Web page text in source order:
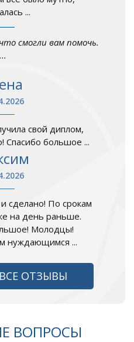
...
смогли вам помочь.
...
свой диплом,
Спасибо большое ...
и сделано! По срокам
на день раньше.
Молодцы!
нуждающимся ...
ОТЗЫВЫ
ВОПРОСЫ